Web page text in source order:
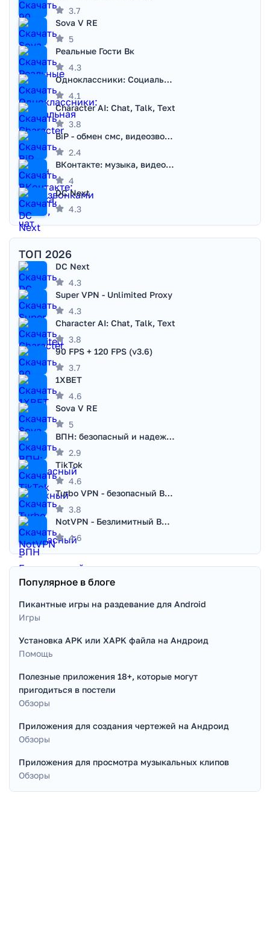
3.7
Sova V RE
5
Реальные Гости Вк
4.3
Одноклассники: Социальная сеть
4.1
Character AI: Chat, Talk, Text
3.8
BiP - обмен смс, видеозвонками
2.4
ВКонтакте: музыка, видео, чат
4
DC Next
4.3
ТОП 2026
DC Next
4.3
Super VPN - Unlimited Proxy
4.3
Character AI: Chat, Talk, Text
3.8
90 FPS + 120 FPS (v3.6)
3.7
1XBET
4.6
Sova V RE
5
ВПН: безопасный и надежный VPN
2.9
TikTok
4.6
Turbo VPN - безопасный ВПН
3.8
NotVPN - Безлимитный ВПН | VPN
4.6
Популярное в блоге
Пикантные игры на раздевание для Android
Игры
Установка APK или XAPK файла на Андроид
Помощь
Полезные приложения 18+, которые могут
пригодиться в постели
Обзоры
Приложения для создания чертежей на Андроид
Обзоры
Приложения для просмотра музыкальных клипов
Обзоры